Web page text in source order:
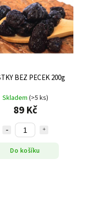
BEZ PECEK 200g
Skladem (>5 ks)
89 Kč
Do košíku